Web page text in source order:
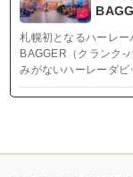
札幌初となるハーレ
BAGGER（クランク-
みがないハーレーダビ